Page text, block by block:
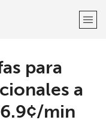
para
a
min